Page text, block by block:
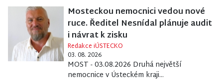
Mosteckou nemocnici vedou nové
ruce. Ředitel Nesnídal plánuje audit
i návrat k zisku
Redakce iÚSTECKO
03. 08. 2026
MOST - 03.08.2026 Druhá největší
nemocnice v Ústeckém kraji...